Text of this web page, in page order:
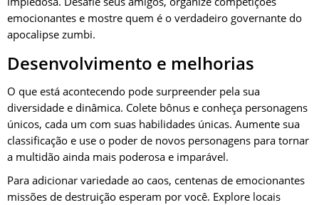
emocionantes e mostre quem é o verdadeiro governante do
apocalipse zumbi.
Desenvolvimento e melhorias
O que está acontecendo pode surpreender pela sua
diversidade e dinâmica. Colete bônus e conheça personagens
únicos, cada um com suas habilidades únicas. Aumente sua
classificação e use o poder de novos personagens para tornar
a multidão ainda mais poderosa e imparável.
Para adicionar variedade ao caos, centenas de emocionantes
missões de destruição esperam por você. Explore locais